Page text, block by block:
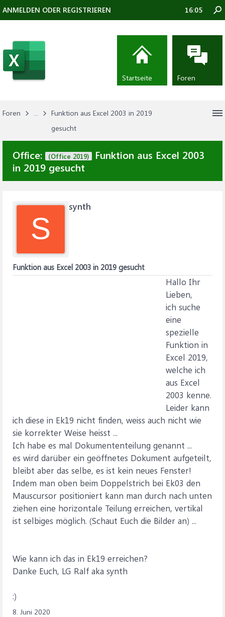
Foren ...
Funktion aus Excel 2003 in 2019
gesucht
Office: (Office 2019)
Funktion aus Excel 2003
in 2019 gesucht
S
synth
Funktion aus Excel 2003 in 2019 gesucht
Hallo Ihr
Lieben,
ich suche
eine
spezielle
Funktion in
Excel 2019,
welche ich
aus Excel
2003 kenne.
Leider kann
ich diese in Ek19 nicht finden, weiss auch nicht wie
sie korrekter Weise heisst ...
Ich habe es mal Dokumententeilung genannt ...
es wird darüber ein geöffnetes Dokument aufgeteilt,
bleibt aber das selbe, es ist kein neues Fenster!
Indem man oben beim Doppelstrich bei Ek03 den
Mauscursor positioniert kann man durch nach unten
ziehen eine horizontale Teilung erreichen, vertikal
ist selbiges möglich. (Schaut Euch die Bilder an) ...
Wie kann ich das in Ek19 erreichen?
Danke Euch, LG Ralf aka synth
:)
8. Juni 2020
ANMELDEN ODER REGISTRIEREN 16:05
Startseite Foren